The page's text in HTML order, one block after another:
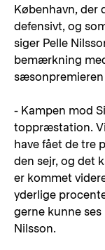
København, der
defensivt, og
siger Pelle
bemærkning
- Kampen mod
toppræstation.
have fået de tre
den sejr, og det
er kommet
yderlige
gerne kunne
Nilsson.